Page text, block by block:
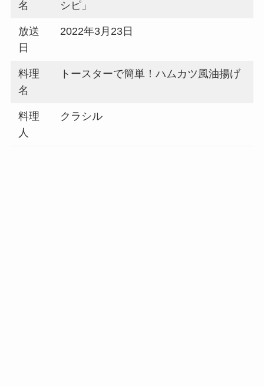
名 シピ」
放送
日
2022年3月23日
料理
名
トースターで簡単！ハムカツ風油揚げ
料理
人
クラシル